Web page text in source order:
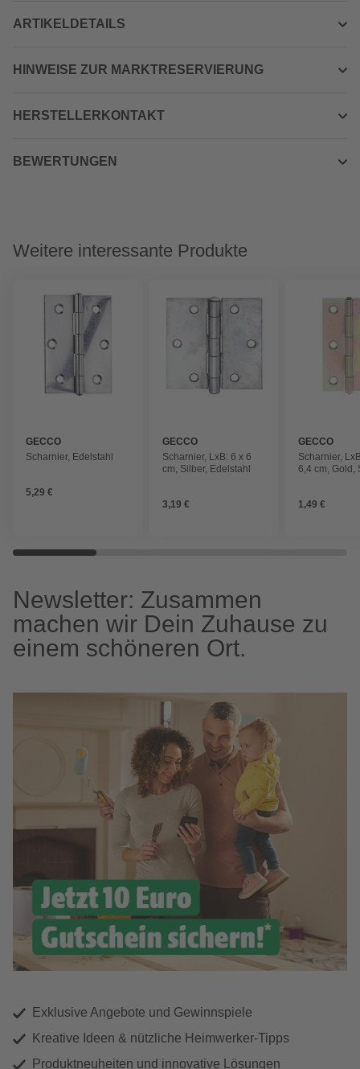
ARTIKELDETAILS
HINWEISE ZUR MARKTRESERVIERUNG
HERSTELLERKONTAKT
BEWERTUNGEN
Weitere interessante Produkte
GECCO
Scharnier, Edelstahl
5,29 €
GECCO
Scharnier, LxB: 6 x 6
cm, Silber, Edelstahl
3,19 €
GECCO
Scharnier,
6,4 cm, Gold,
1,49 €
Newsletter: Zusammen
machen wir Dein Zuhause zu
einem schöneren Ort.
Exklusive Angebote und Gewinnspiele
Kreative Ideen & nützliche Heimwerker-Tipps
Produktneuheiten und innovative Lösungen